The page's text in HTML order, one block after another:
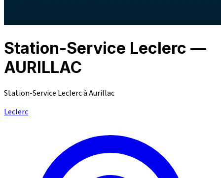
Station-Service Leclerc —
AURILLAC
Station-Service Leclerc à Aurillac
Leclerc